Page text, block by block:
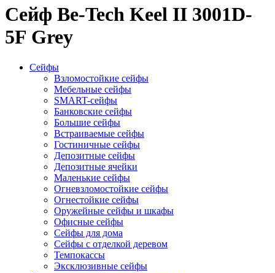
Сейф Be-Tech Keel II 3001D-
5F Grey
Сейфы
Взломостойкие сейфы
Мебельные сейфы
SMART-сейфы
Банковские сейфы
Большие сейфы
Встраиваемые сейфы
Гостиничные сейфы
Депозитные сейфы
Депозитные ячейки
Маленькие сейфы
Огневзломостойкие сейфы
Огнестойкие сейфы
Оружейные сейфы и шкафы
Офисные сейфы
Сейфы для дома
Сейфы с отделкой деревом
Темпокассы
Эксклюзивные сейфы